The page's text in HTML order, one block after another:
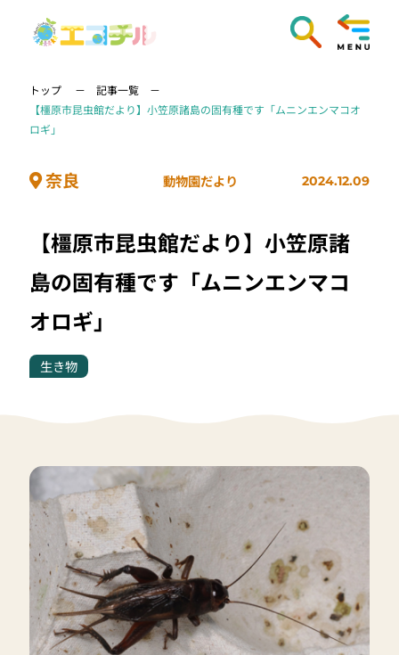
トップ
記事一覧
【橿原市昆虫館だより】小笠原諸島の固有種です「ムニンエンマコオ
ロギ」
奈良 動物園だより 2024.12.09
【橿原市昆虫館だより】小笠原諸
島の固有種です「ムニンエンマコ
オロギ」
生き物